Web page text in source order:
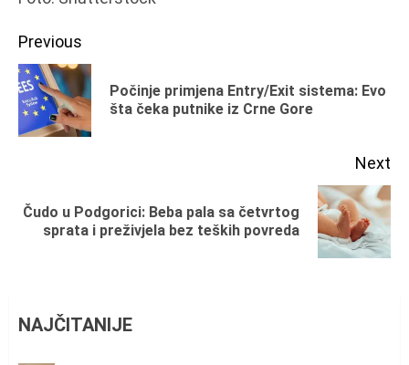
Continue
Reading
Previous
Počinje primjena Entry/Exit sistema: Evo
šta čeka putnike iz Crne Gore
Next
Next
post:
Čudo u Podgorici: Beba pala sa četvrtog
sprata i preživjela bez teških povreda
NAJČITANIJE